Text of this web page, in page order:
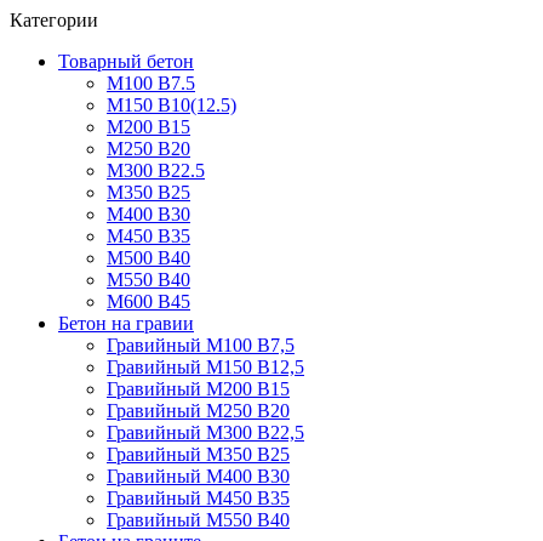
Категории
Товарный бетон
М100 В7.5
М150 В10(12.5)
М200 В15
М250 В20
М300 В22.5
М350 В25
М400 В30
М450 В35
М500 В40
М550 В40
М600 В45
Бетон на гравии
Гравийный М100 В7,5
Гравийный М150 В12,5
Гравийный М200 В15
Гравийный М250 В20
Гравийный М300 В22,5
Гравийный М350 В25
Гравийный М400 В30
Гравийный М450 В35
Гравийный М550 В40